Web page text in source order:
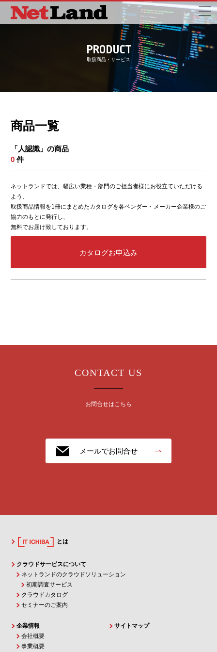
PRODUCT
取扱商品・サービス
商品一覧
「人認識」の商品
0 件
ネットランドでは、幅広い業種・部門のご担当者様にお役立ていただける
よう、
取扱商品情報を1冊にまとめたカタログを各ベンダー・メーカー企業様のご
協力のもとに発行し、
無料でお届け致しております。
カタログお申込み
CONTACT US
お問合せはこちら
メールでお問合せ
とは
クラウドサービスについて
ネットランドのクラウドソリューション
初期調査サービス
クラウドカタログ
セミナーのご案内
企業情報
会社概要
事業概要
サイトマップ